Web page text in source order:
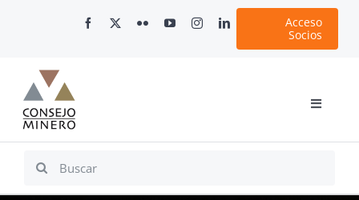
Acceso
Socios
Toggle
Search